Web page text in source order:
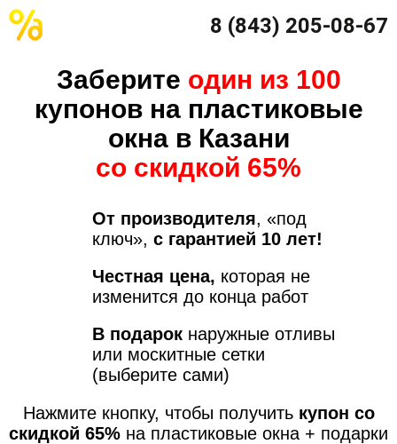
8 (843) 205-08-67
Заберите один из 100
купонов на пластиковые
окна в Казани
со скидкой 65%
От производителя, «под
ключ», с гарантией 10 лет!
Честная цена, которая не
изменится до конца работ
В подарок наружные отливы
или москитные сетки
(выберите сами)
Нажмите кнопку, чтобы получить купон со
скидкой 65% на пластиковые окна + подарки